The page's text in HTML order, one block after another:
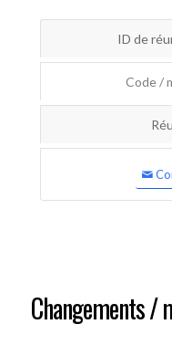
ID de
Code /
Changements /